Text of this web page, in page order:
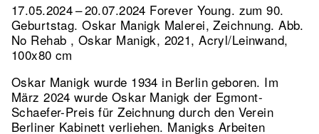
17.05.2024 – 20.07.2024 Forever Young. zum 90.
Geburtstag. Oskar Manigk Malerei, Zeichnung.Abb.
No Rehab , Oskar Manigk, 2021, Acryl/Leinwand,
100x80 cm
Oskar Manigk wurde 1934 in Berlin geboren. Im
März 2024 wurde Oskar Manigk der Egmont-
Schaefer-Preis für Zeichnung durch den Verein
Berliner Kabinett verliehen. Manigks Arbeiten